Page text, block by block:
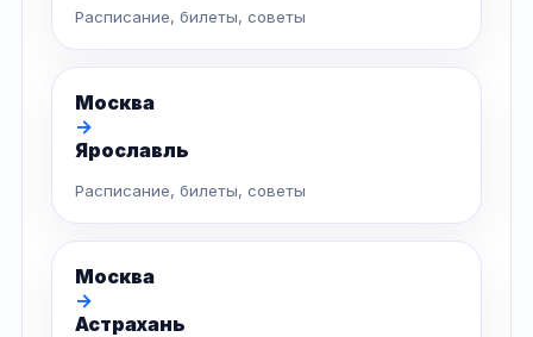
Расписание, билеты, советы
Москва
→
Ярославль
Расписание, билеты, советы
Москва
→
Астрахань